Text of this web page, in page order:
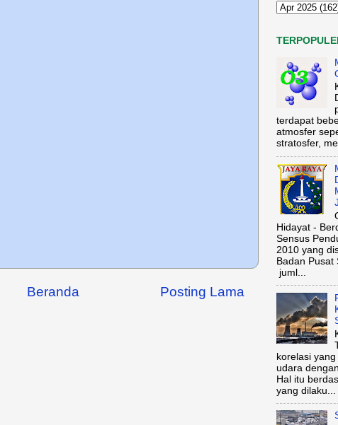
Posting Lama
Beranda
terdapat
atmosfer
stratosfer,
Hidayat -
Sensus
2010 yang
Badan Pusat
juml...
korelasi
udara
Hal itu
yang dilaku...